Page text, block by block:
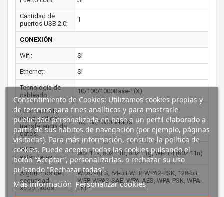
Cantidad de
puertos USB 2.0:
1
CONEXIÓN
Wifi: Si
Ethernet: Si
Tecnología de
cableado:
10/100/1000Base-T(X)
Ethernet LAN,
velocidad de
transferencia de
datos:
10,100,1000 Mbit/s
Wi-Fi
estándares:
802.11a, 802.11b, 802.11g, Wi-Fi 4 (802.11n)
Algoritmos de
seguridad
soportados:
WPA2-AES, 64-bit WEP, WPA2-PSK, 128-bit
WEP, WPA3-SAE, WPA-AES, WPA-PSK, WPA-
TKIP
Consentimiento de Cookies: Utilizamos cookies propias y
de terceros para fines analíticos y para mostrarle
publicidad personalizada en base a un perfil elaborado a
partir de sus hábitos de navegación (por ejemplo, páginas
visitadas). Para más información, consulte la política de
cookies. Puede aceptar todas las cookies pulsando el
botón “Aceptar”, personalizarlas, o rechazar su uso
pulsando "Rechazar todas".
Más información Personalizar cookies